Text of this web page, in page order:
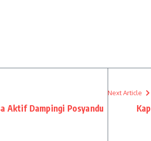
Aktif Dampingi Posyandu
Next Article